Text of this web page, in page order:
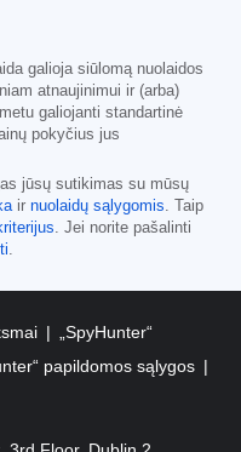
galioja siūlomą nuolaidos
atnaujinimui ir (arba)
galiojanti standartinė
pokyčius jus
jūsų sutikimas su mūsų
ir nuolaidų sąlygomis . Taip
. Jei norite pašalinti
„SpyHunter“
papildomos sąlygos